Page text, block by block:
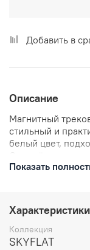
Добавить в
Описание
Магнитный
стильный и
белый цвет,
цветовой
освещения.
использования в
напряжения 48V.
мм, ширина — 26
Показать
Характеристики
Коллекция
SKYFLAT